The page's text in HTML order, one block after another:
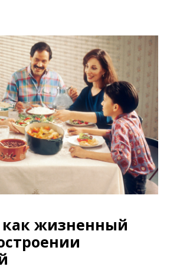
жизненный